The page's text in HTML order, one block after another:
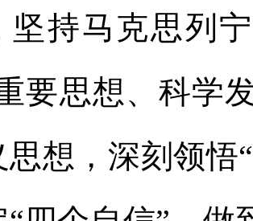
坚持马克思列
要思想、科学
思想，深刻领悟